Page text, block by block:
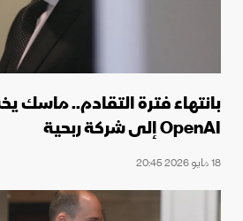
بانتهاء فترة التقادم..
OpenAI إلى شركة ربحية
18 مايو 2026 20:45